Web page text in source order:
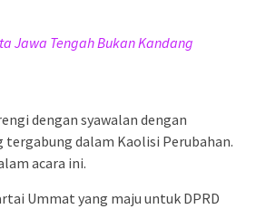
Jawa Tengah Bukan Kandang
dengan syawalan dengan
tergabung dalam Kaolisi Perubahan.
acara ini.
Ummat yang maju untuk DPRD